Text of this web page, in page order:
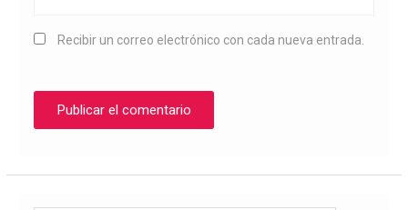
Recibir un correo electrónico con cada nueva entrada.